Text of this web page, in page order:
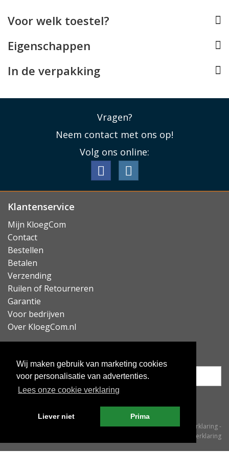
Wij maken gebruik van marketing cookies
voor personalisatie van advertenties.
Lees onze cookie verklaring
Liever niet Prima
Hoge hardheid van 9H
tempered glass met een hardheid van 9H. Dit betekent
staat is veel schadelijke energie de absorberen bij
Voor welk toestel?
Eigenschappen
In de verpakking
Vragen?
Neem contact met ons op!
Volg ons online:
Klantenservice
Mijn KloegCom
Contact
Bestellen
Betalen
Verzending
Ruilen of Retourneren
Garantie
Voor bedrijven
Over KloegCom.nl
Algemene voorwaarden-Cookieverklaring-
Privacyverklaring